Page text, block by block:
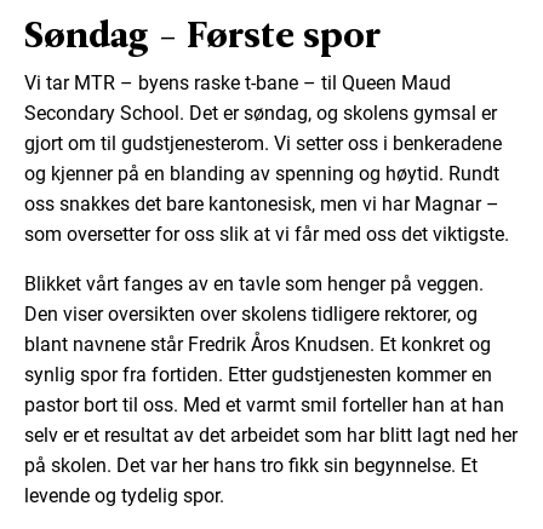
Fun fact: Slektningene som reiste er engasjert i
pinsemenigheten Betania i Sokndal.
Søndag - Første spor
Vi tar MTR – byens raske t-bane – til Queen Maud
Secondary School. Det er søndag, og skolens gymsal er
gjort om til gudstjenesterom. Vi setter oss i benkeradene
og kjenner på en blanding av spenning og høytid. Rundt
oss snakkes det bare kantonesisk, men vi har Magnar –
som oversetter for oss slik at vi får med oss det viktigste.
Blikket vårt fanges av en tavle som henger på veggen.
Den viser oversikten over skolens tidligere rektorer, og
blant navnene står Fredrik Åros Knudsen. Et konkret og
synlig spor fra fortiden. Etter gudstjenesten kommer en
pastor bort til oss. Med et varmt smil forteller han at han
selv er et resultat av det arbeidet som har blitt lagt ned her
på skolen. Det var her hans tro fikk sin begynnelse. Et
levende og tydelig spor.